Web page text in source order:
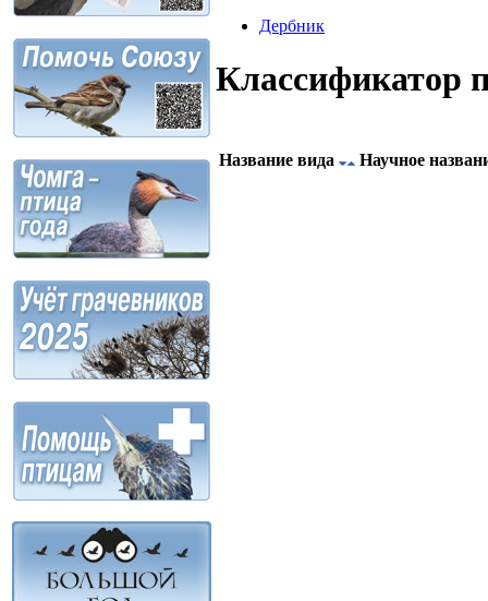
Дербник
Классификатор
Название вида Научное